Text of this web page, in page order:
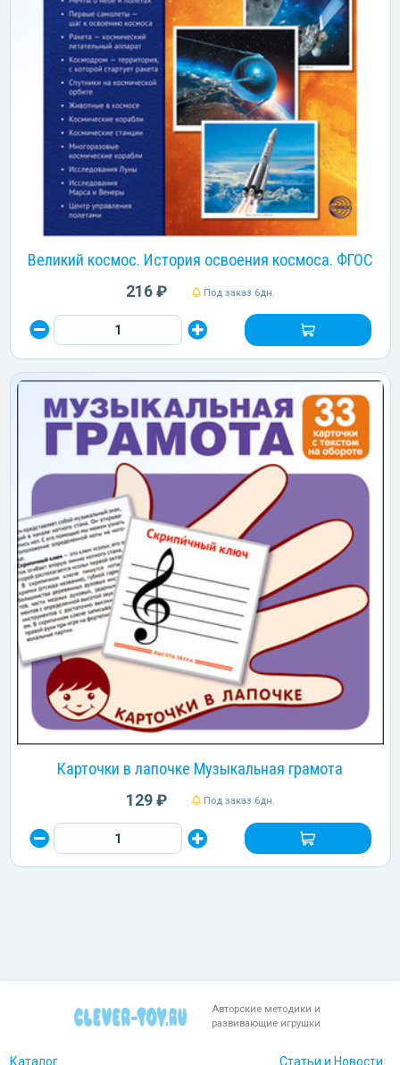
Великий космос. История освоения космоса. ФГОС
216 ₽ Под заказ 6дн.
Карточки в лапочке Музыкальная грамота
129 ₽ Под заказ 6дн.
Авторские методики и
развивающие игрушки
Каталог Статьи и Новости